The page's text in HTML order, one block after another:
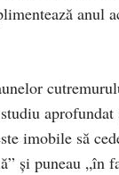
anul
imobile să
şi puneau „în